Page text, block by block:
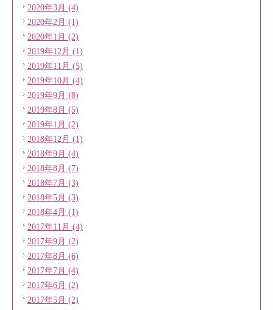
2020年3月 (4)
2020年2月 (1)
2020年1月 (2)
2019年12月 (1)
2019年11月 (5)
2019年10月 (4)
2019年9月 (8)
2019年8月 (5)
2019年1月 (2)
2018年12月 (1)
2018年9月 (4)
2018年8月 (7)
2018年7月 (3)
2018年5月 (3)
2018年4月 (1)
2017年11月 (4)
2017年9月 (2)
2017年8月 (6)
2017年7月 (4)
2017年6月 (2)
2017年5月 (2)